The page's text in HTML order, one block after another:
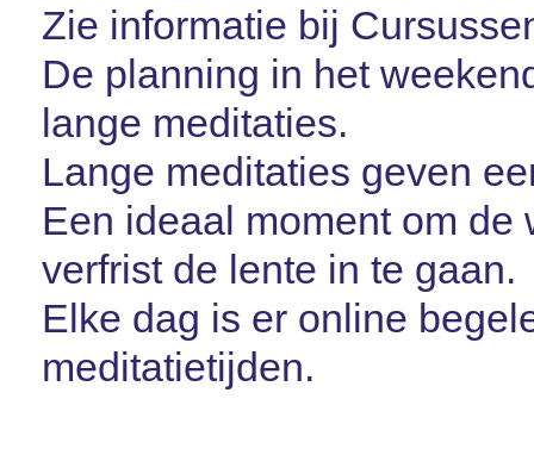
Zie informatie bij
De planning in het
lange meditaties.
Lange meditaties geven
Een ideaal moment om
verfrist de lente in te gaan.
Elke dag is er online
meditatietijden.